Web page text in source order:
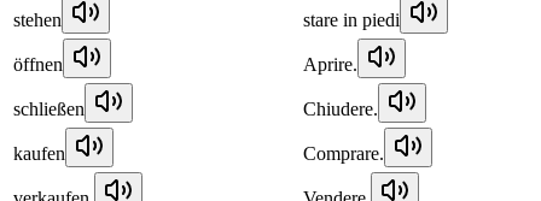
stehen stare in piedi
öffnen Aprire.
schließen Chiudere.
kaufen Comprare.